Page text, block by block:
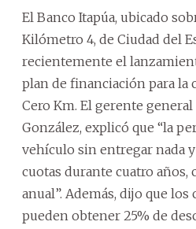
El Banco Itapúa, ubicado
Kilómetro 4, de Ciudad del
recientemente el
plan de financiación para la
Cero Km. El gerente
González, explicó que “la
vehículo sin entregar nada
cuotas durante cuatro años,
anual”. Además, dijo que
pueden obtener 25% de